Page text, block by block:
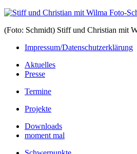
(Foto: Schmidt) Stiff und Christian mit
Impressum/Datenschutzerklärung
Aktuelles
Presse
Termine
Projekte
Downloads
moment mal